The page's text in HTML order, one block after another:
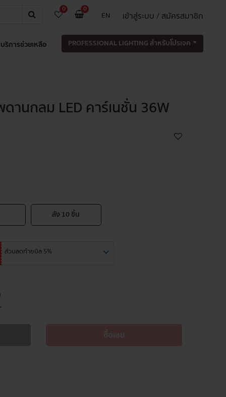
0 0
EN เข้าสู่ระบบ / สมัครสมาชิก
บริการช่วยเหลือ PROFESSIONAL LIGHTING สำหรับโปรเจค
ดานกลม LED คาร์เนชั่น 36W
ลัง 10ชิ้น
ส่วนลดท้ายบิล 5%